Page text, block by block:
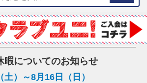
暇についてのお知らせ
）～8月16日（日）